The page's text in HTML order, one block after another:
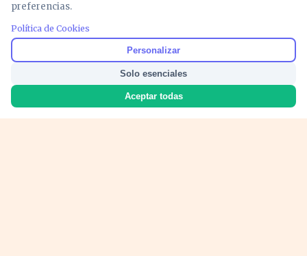
Noticias y análisis de economía, mercados,
inversión y política. Información actualizada
para entender lo que mueve tu dinero y tu
país.
preferencias.
Política de Cookies
Personalizar
Solo esenciales
Aceptar todas